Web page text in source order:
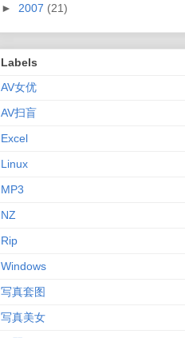
► 2007 (21)
Labels
AV女优
AV扫盲
Excel
Linux
MP3
NZ
Rip
Windows
写真套图
写真美女